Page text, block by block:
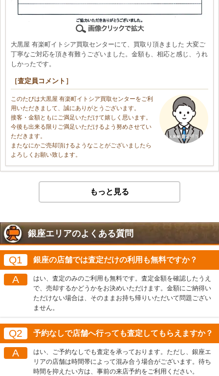
大黒屋 有楽町イトシア買取センターにて、買取り頂きました 大変ご
丁寧なご対応を頂き有難うございました。金額も、相応と感じ、うれ
しかったです。
［査定員コメント］
このたびは大黒屋 有楽町イトシア買取センターをご利
用いただきまして、誠にありがとうございます。
接客・金額ともにご満足いただけて嬉しく思います。
今後も出来る限りご満足いただけるよう努めさせてい
ただきます。
またなにかご売却頂けるようなことがございましたら
よろしくお願い致します。
もっと見る
銀座エリアのよくある質問
Q1 銀座の店舗では査定だけの利用も無料ですか？
A
はい、査定のみのご利用も無料です。査定金額を確認したうえ
で、売却するかどうかをお決めいただけます。金額にご納得い
ただけない場合は、そのままお持ち帰りいただいて問題ござい
ません。
Q2 予約なしで店舗へ行っても査定してもらえますか？
A
はい、ご予約なしでも査定を承っております。ただし、銀座エ
リアの店舗は時間帯によって混み合う場合がございます。待ち
時間を抑えたい方は、事前の来店予約をご利用ください。